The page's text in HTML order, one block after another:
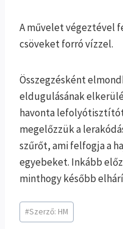
A művelet végeztével
csöveket forró vízzel.
Összegzésként
eldugulásának
havonta
megelőzzük a
szűrőt, ami felfogja a
egyebeket. Inkább
minthogy később
Post
Tags:
#Szerző: HM